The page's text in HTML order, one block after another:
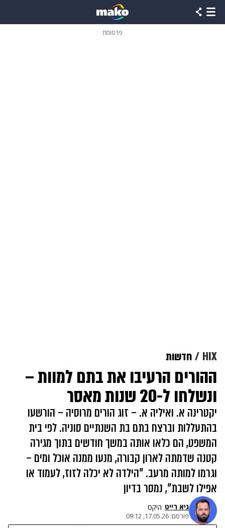
פרסומת
HIX חדשות
ההורים הרעיבו את בתם למוות –
ונשלחו ל-20 שנות מאסר
יקטרינה א. ואיליה א. – זוג הורים מרוסיה – הורשעו
בהתעללות וברצח בתם בת השנתיים סוניה. לפי בית
המשפט, הם כלאו אותה במשך חודשים בתוך מגירה
קטנה שדמתה לארון קבורה, מנעו ממנה אוכל ומים –
וגרמו למותה מרעב. "הילדה לא יכלה לזוז, לעמוד או
אפילו לשבת", נמסר בדיון
גיא רייט היקס
פורסם: 17.05.26, 09:12